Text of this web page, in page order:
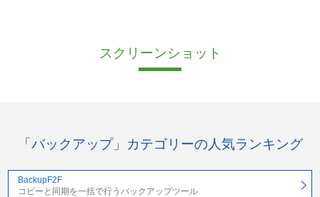
スクリーンショット
「バックアップ」カテゴリーの人気ランキング
BackupF2F
コピーと同期を一括で行うバックアップツール